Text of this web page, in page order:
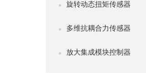
旋转动态扭矩传感器
多维抗耦合力传感器
放大集成模块控制器